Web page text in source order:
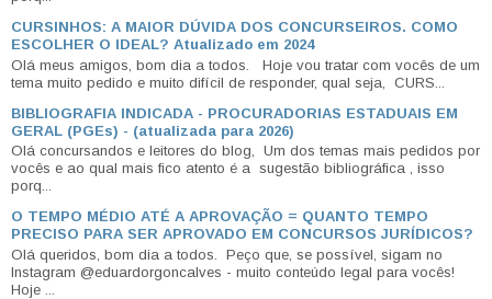
CURSINHOS: A MAIOR DÚVIDA DOS CONCURSEIROS. COMO
ESCOLHER O IDEAL? Atualizado em 2024
Olá meus amigos, bom dia a todos. Hoje vou tratar com vocês de um
tema muito pedido e muito difícil de responder, qual seja, CURS...
BIBLIOGRAFIA INDICADA - PROCURADORIAS ESTADUAIS EM
GERAL (PGEs) - (atualizada para 2026)
Olá concursandos e leitores do blog, Um dos temas mais pedidos por
vocês e ao qual mais fico atento é a sugestão bibliográfica , isso
porq...
O TEMPO MÉDIO ATÉ A APROVAÇÃO = QUANTO TEMPO
PRECISO PARA SER APROVADO EM CONCURSOS JURÍDICOS?
Olá queridos, bom dia a todos. Peço que, se possível, sigam no
Instagram @eduardorgoncalves - muito conteúdo legal para vocês!
Hoje ...